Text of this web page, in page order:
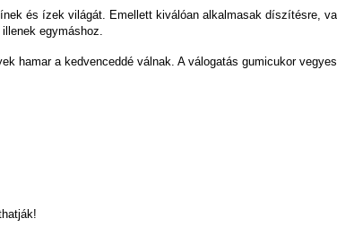
és ízek világát. Emellett kiválóan alkalmasak díszítésre,
egymáshoz.
hamar a kedvenceddé válnak. A válogatás gumicukor